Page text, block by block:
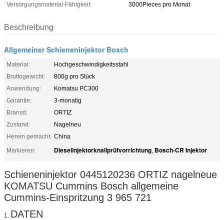
Versorgungsmaterial-Fähigkeit:
3000Pieces pro Monat
Beschreibung
Allgemeiner Schieneninjektor Bosch
Material:
Hochgeschwindigkeitsstahl
Bruttogewicht:
800g pro Stück
Anwendung:
Komatsu PC300
Garantie:
3-monatig
Bransd:
ORTIZ
Zustand:
Nagelneu
Herein gemacht: China
Markieren:
Dieselinjektorknallprüfvorrichtung, Bosch-CR Injektor
Schieneninjektor 0445120236 ORTIZ nagelneue
KOMATSU Cummins Bosch allgemeine
Cummins-Einspritzung 3 965 721
1. DATEN